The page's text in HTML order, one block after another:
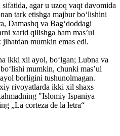
agar u uzoq vaqt davomida
tark etishga majbur boʻlishini
Damashq va Bagʻdoddagi
xarid qilishga ham mas’ul
mumkin emas edi.
ikki xil ayol, boʻlgan; Lubna va
mumkin, chunki mas’ul
borligini tushunolmagan.
rivoyatlarda ikki xil shaxs
"Islomiy Ispaniya
„La corteza de la letra“